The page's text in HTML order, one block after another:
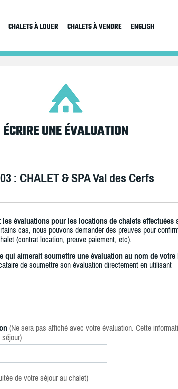
CHALETS À LOUER CHALETS À VENDRE ENGLISH
ÉCRIRE UNE ÉVALUATION
: CHALET & SPA Val des Cerfs
les évaluations pour les locations de chalets effectuées
cas, nous pouvons demander des preuves pour
(contrat location, preuve paiement, etc).
qui aimerait soumettre une évaluation au nom de votre
de soumettre son évaluation directement en utilisant
(Ne sera pas affiché avec votre évaluation. Cette
séjour)
de votre séjour au chalet)